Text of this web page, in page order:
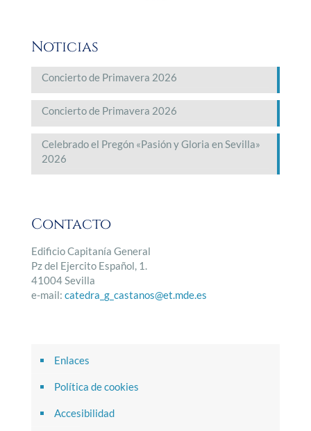
Noticias
Concierto de Primavera 2026
Concierto de Primavera 2026
Celebrado el Pregón «Pasión y Gloria en Sevilla»
2026
Contacto
Edificio Capitanía General
Pz del Ejercito Español, 1.
41004 Sevilla
e-mail: catedra_g_castanos@et.mde.es
Enlaces
Política de cookies
Accesibilidad